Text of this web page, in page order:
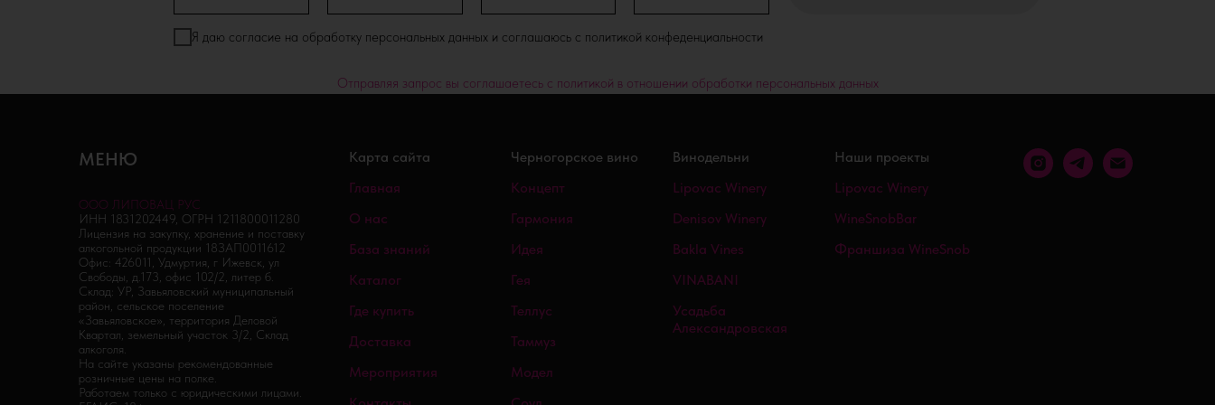
Я даю согласие на обработку персональных данных и соглашаюсь с политикой конфеденциальности
Отправляя запрос вы соглашаетесь с политикой в отношении обработки персональных данных
МЕНЮ
ООО ЛИПОВАЦ РУС
ИНН 1831202449, ОГРН 1211800011280
Лицензия на закупку, хранение и поставку
алкогольной продукции 18ЗАП0011612
Офис: 426011, Удмуртия, г Ижевск, ул
Свободы, д.173, офис 102/2, литер б.
Склад: УР, Завьяловский муниципальный
район, сельское поселение
«Завьяловское», территория Деловой
Квартал, земельный участок 3/2, Склад
алкоголя.
На сайте указаны рекомендованные
розничные цены на полке.
Работаем только с юридическими лицами.
Карта сайта
Главная
О нас
База знаний
Каталог
Где купить
Доставка
Мероприятия
Черногорское вино
Концепт
Гармония
Идея
Гея
Теллус
Таммуз
Модел
Винодельни
Lipovac Winery
Denisov Winery
Bakla Vines
VINABANI
Усадьба
Александровская
Наши проекты
Lipovac Winery
WineSnobBar
Франшиза WineSnob